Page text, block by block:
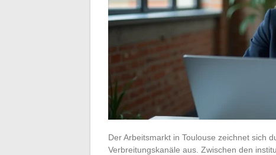
Der Arbeitsmarkt in Toulouse zeichnet sich
Verbreitungskanäle aus. Zwischen den